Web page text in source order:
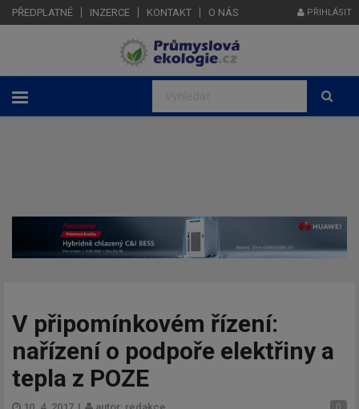
PŘEDPLATNÉ INZERCE KONTAKT O NÁS PŘIHLÁSIT
V připomínkovém řízení:
nařízení o podpoře elektřiny a
tepla z POZE